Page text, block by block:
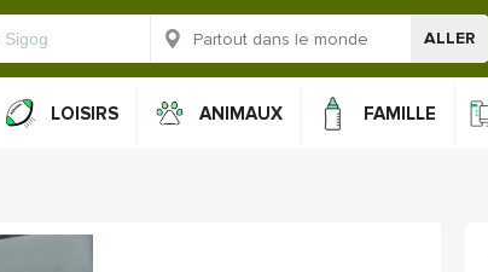
ALLER
LOISIRS ANIMAUX FAMILLE